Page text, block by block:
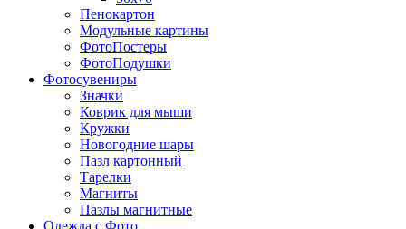
Пенокартон
Модульные картины
ФотоПостеры
ФотоПодушки
Фотоcувениры
Значки
Коврик для мыши
Кружки
Новогодние шары
Пазл картонный
Тарелки
Магниты
Пазлы магнитные
Одежда с Фото